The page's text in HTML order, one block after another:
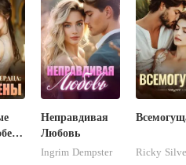
Неправдивая
Любовь
Ingrim Dempster
Ricky